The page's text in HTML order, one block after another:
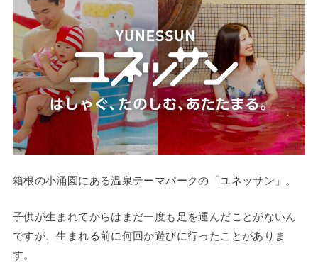
箱根の小涌園にある温泉テーマパークの「ユネッサン」。
子供が生まれてからはまだ一度も足を運んだことがないん
ですが、生まれる前に何回か遊びに行ったことがありま
す。